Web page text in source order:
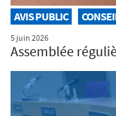
AVIS PUBLIC
5 juin 2026
Assemblée